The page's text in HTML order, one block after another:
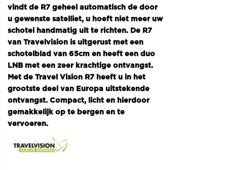
vindt de R7 geheel automatisch de door
u gewenste satelliet, u hoeft niet meer uw
schotel handmatig uit te richten. De R7
van Travelvision is uitgerust met een
schotelblad van 65cm en heeft een duo
LNB met een zeer krachtige ontvangst.
Met de Travel Vision R7 heeft u in het
grootste deel van Europa uitstekende
ontvangst. Compact, licht en hierdoor
gemakkelijk op te bergen en te
vervoeren.